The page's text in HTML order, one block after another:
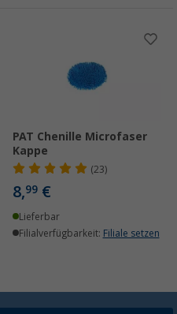
PAT Chenille Microfaser
Kappe
(23)
8,99 €
Lieferbar
Filialverfügbarkeit: Filiale setzen